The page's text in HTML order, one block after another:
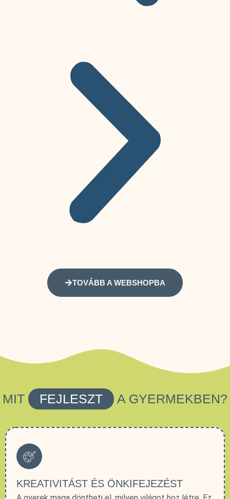
TOVÁBB A WEBSHOPBA
MIT FEJLESZT A GYERMEKBEN?
KREATIVITÁST ÉS ÖNKIFEJEZÉST